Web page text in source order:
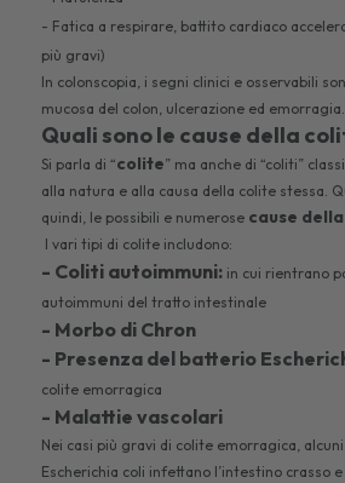
- Fatica a respirare, battito cardiaco
più gravi)
In colonscopia, i segni clinici e osservabili
mucosa del colon, ulcerazione ed emorragia.
Quali sono le cause della
Si parla di “colite” ma anche di “coliti”
alla natura e alla causa della colite stessa.
quindi, le possibili e numerose cause
I vari tipi di colite includono:
- Coliti autoimmuni: in cui rientrano
autoimmuni del tratto intestinale
- Morbo di Chron
- Presenza del batterio
colite emorragica
- Malattie vascolari
Nei casi più gravi di colite emorragica,
Escherichia coli infettano l’intestino crasso